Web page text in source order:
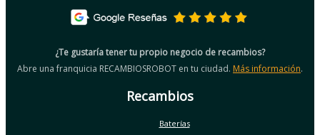
¿Te gustaría tener tu propio negocio de recambios?
Abre una franquicia RECAMBIOSROBOT en tu ciudad. Más información.
Recambios
Baterías